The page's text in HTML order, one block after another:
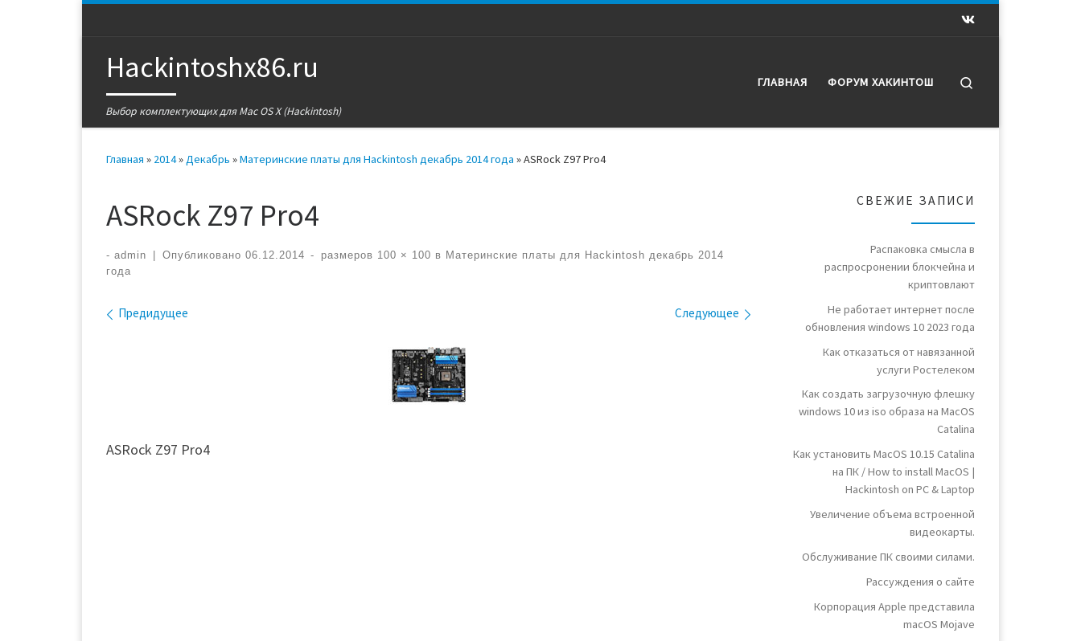
Hackintoshx86.ru
Выбор комплектующих для Mac OS X (Hackintosh)
ГЛАВНАЯ ФОРУМ ХАКИНТОШ
Главная » 2014»Декабрь »Материнские платы для Hackintosh декабрь 2014 года »ASRock Z97 Pro4
ASRock Z97 Pro4
- admin Опубликовано 06.12.2014 - размеров 100 × 100 в Материнские платы для Hackintosh декабрь 2014
года
Навигация по изображениям
Предидущее Следующее
ASRock Z97 Pro4
СВЕЖИЕ ЗАПИСИ
Распаковка смысла в
распросронении блокчейна и
криптовлают
Не работает интернет после
обновления windows 10 2023 года
Как отказаться от навязанной
услуги Ростелеком
Как создать загрузочную флешку
windows 10 из iso образа на MacOS
Catalina
Как установить MacOS 10.15 Catalina
на ПК / How to install MacOS |
Hackintosh on PC & Laptop
Увеличение объема встроенной
видеокарты.
Обслуживание ПК своими силами.
Рассуждения о сайте
Корпорация Apple представила
macOS Mojave